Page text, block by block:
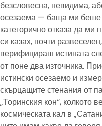
безсловесна, невидима,
осезаема — баща ми беше
категорично отказа да ми
си казах, почти
верифицираш истината
от поне два източника.
истински осезаемо и
скърцащите стенания от
„Торинския кон“,
космическата кал в